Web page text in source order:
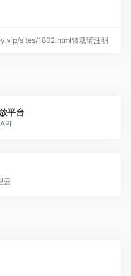
sites/1802.html转载请注明
平台
云